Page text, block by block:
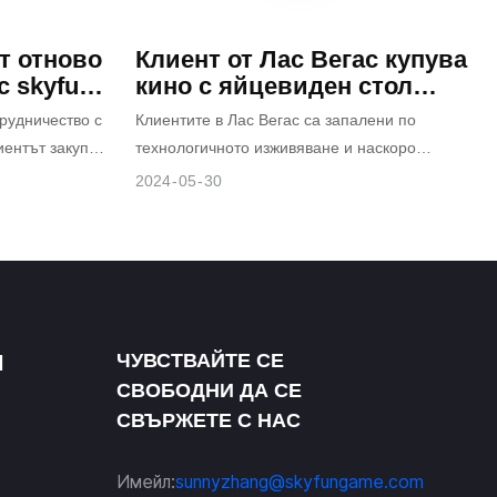
тенденции
стол.
отново
skyfun:
VR
с
закупи
стол за
Клиент от Лас Вегас купува
кино с яйцевиден стол
Skyfun VR
Клиентите в Лас Вегас са запалени по
технологичното изживяване и наскоро
закупиха Skyfun VR Egg Chair Cinema,
ергономичен дизайн, носейки им ново
със своя уникален дизайн и богати функции.
2024 05 30
ЧУВСТВАЙТЕ СЕ
СВОБОДНИ ДА СЕ
СВЪРЖЕТЕ С НАС
Имейл:sunnyzhang@skyfungame.com